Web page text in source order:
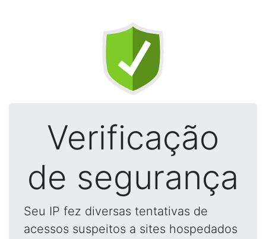
Verificação
de segurança
Seu IP fez diversas tentativas de
acessos suspeitos a sites hospedados